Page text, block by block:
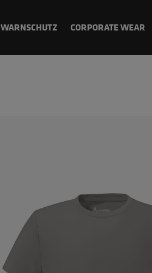
WARNSCHUTZ CORPORATE WEAR